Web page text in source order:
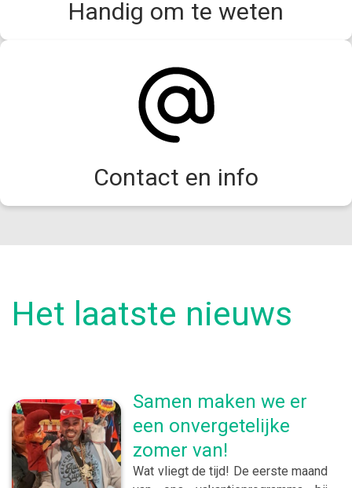
Handig om te weten
Contact en info
Het laatste nieuws
Samen maken we er
een onvergetelijke
zomer van!
Wat vliegt de tijd! De eerste maand